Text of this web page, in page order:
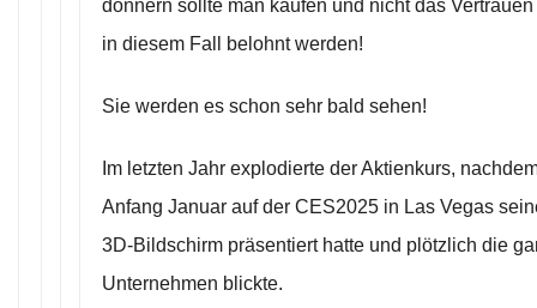
donnern sollte man kaufen und nicht das
in diesem Fall belohnt werden!
Sie werden es schon sehr bald sehen!
Im letzten Jahr explodierte der Aktienkurs,
Anfang Januar auf der CES2025 in Las Vegas
3D-Bildschirm präsentiert hatte und plötzlich die
Unternehmen blickte.